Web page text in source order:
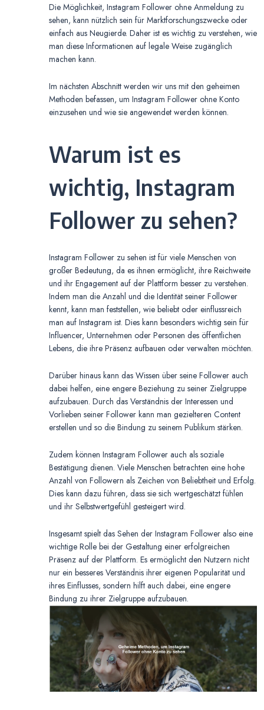
Die Möglichkeit, Instagram Follower ohne Anmeldung zu
sehen, kann nützlich sein für Marktforschungszwecke oder
einfach aus Neugierde. Daher ist es wichtig zu verstehen, wie
man diese Informationen auf legale Weise zugänglich
machen kann.
Im nächsten Abschnitt werden wir uns mit den geheimen
Methoden befassen, um Instagram Follower ohne Konto
einzusehen und wie sie angewendet werden können.
Warum ist es
wichtig, Instagram
Follower zu sehen?
Instagram Follower zu sehen ist für viele Menschen von
großer Bedeutung, da es ihnen ermöglicht, ihre Reichweite
und ihr Engagement auf der Plattform besser zu verstehen.
Indem man die Anzahl und die Identität seiner Follower
kennt, kann man feststellen, wie beliebt oder einflussreich
man auf Instagram ist. Dies kann besonders wichtig sein für
Influencer, Unternehmen oder Personen des öffentlichen
Lebens, die ihre Präsenz aufbauen oder verwalten möchten.
Darüber hinaus kann das Wissen über seine Follower auch
dabei helfen, eine engere Beziehung zu seiner Zielgruppe
aufzubauen. Durch das Verständnis der Interessen und
Vorlieben seiner Follower kann man gezielteren Content
erstellen und so die Bindung zu seinem Publikum stärken.
Zudem können Instagram Follower auch als soziale
Bestätigung dienen. Viele Menschen betrachten eine hohe
Anzahl von Followern als Zeichen von Beliebtheit und Erfolg.
Dies kann dazu führen, dass sie sich wertgeschätzt fühlen
und ihr Selbstwertgefühl gesteigert wird.
Insgesamt spielt das Sehen der Instagram Follower also eine
wichtige Rolle bei der Gestaltung einer erfolgreichen
Präsenz auf der Plattform. Es ermöglicht den Nutzern nicht
nur ein besseres Verständnis ihrer eigenen Popularität und
ihres Einflusses, sondern hilft auch dabei, eine engere
Bindung zu ihrer Zielgruppe aufzubauen.